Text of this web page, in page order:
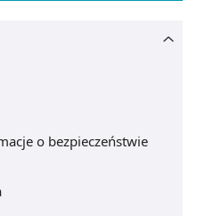
o bezpieczeństwie